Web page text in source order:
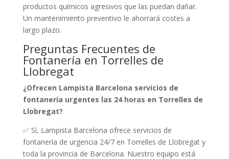
productos químicos agresivos que las puedan dañar.
Un mantenimiento preventivo le ahorrará costes a
largo plazo.
Preguntas Frecuentes de
Fontanería en Torrelles de
Llobregat
¿Ofrecen Lampista Barcelona servicios de
fontanería urgentes las 24 horas en Torrelles de
Llobregat?
✅ Sí, Lampista Barcelona ofrece servicios de
fontanería de urgencia 24/7 en Torrelles de Llobregat y
toda la provincia de Barcelona. Nuestro equipo está